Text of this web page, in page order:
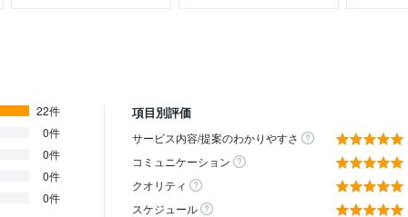
22件
0件
0件
0件
0件
項目別評価
サービス内容/提案のわかりやすさ
コミュニケーション
クオリティ
スケジュール